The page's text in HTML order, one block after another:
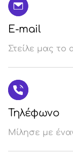
E-mail
Στείλε μας
Τηλέφωνο
Μίλησε με